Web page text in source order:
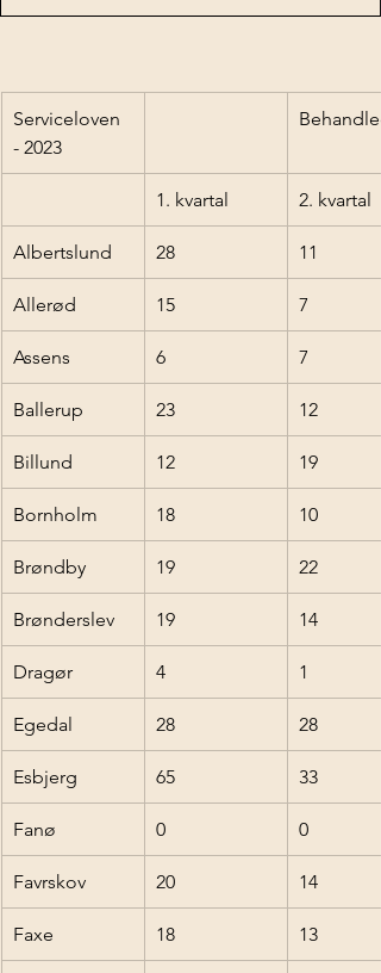
Serviceloven
- 2023
1. kvartal 2. kvartal
Albertslund 28 11
Allerød 15 7
Assens 6 7
Ballerup 23 12
Billund 12 19
Bornholm 18 10
Brøndby 19 22
Brønderslev 19 14
Dragør 4 1
Egedal 28 28
Esbjerg 65 33
Fanø 0 0
Favrskov 20 14
Faxe 18 13